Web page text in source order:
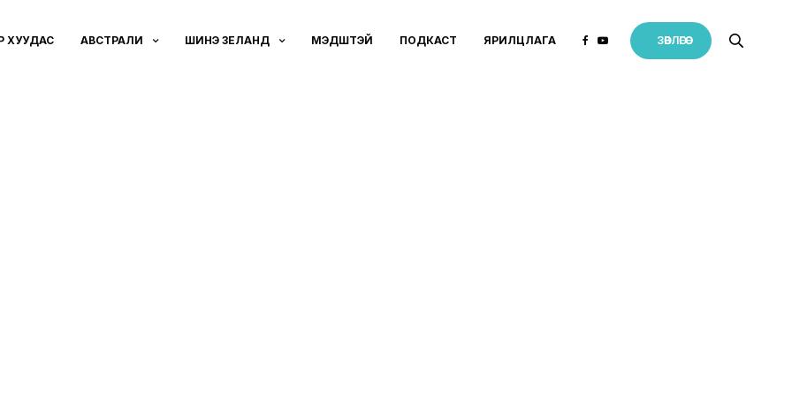
ХУУДАС АВСТРАЛИ ШИНЭ ЗЕЛАНД МЭДҮҮШТЭЙ ПОДКАСТ ЯРИЛЦЛАГА ЗӨВЛӨГӨӨ